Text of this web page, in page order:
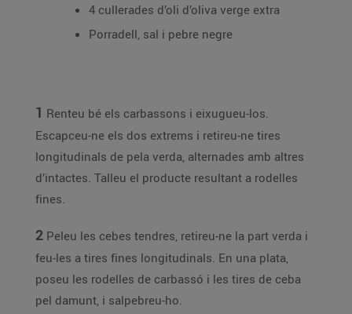
4 cullerades d’oli d’oliva verge extra
Porradell, sal i pebre negre
1 Renteu bé els carbassons i eixugueu-los.
Escapceu-ne els dos extrems i retireu-ne tires
longitudinals de pela verda, alternades amb altres
d’intactes. Talleu el producte resultant a rodelles
fines.
2 Peleu les cebes tendres, retireu-ne la part verda i
feu-les a tires fines longitudinals. En una plata,
poseu les rodelles de carbassó i les tires de ceba
pel damunt, i salpebreu-ho.